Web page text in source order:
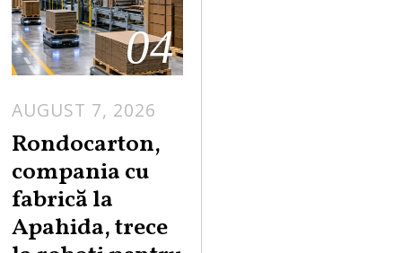
04
AUGUST 7, 2026
G
T
Rondocarton,
compania cu
fabrică la
Apahida, trece